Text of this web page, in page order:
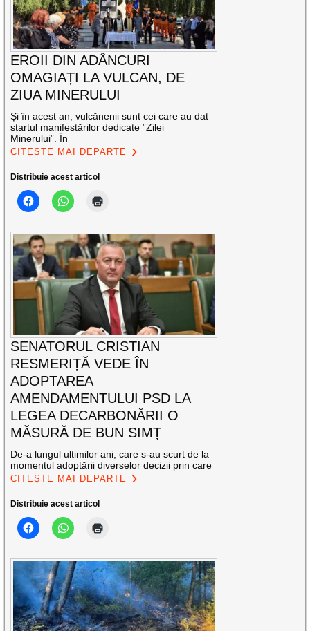
EROII DIN ADÂNCURI
OMAGIAȚI LA VULCAN, DE
ZIUA MINERULUI
Și în acest an, vulcănenii sunt cei care au dat
startul manifestărilor dedicate ”Zilei
Minerului”. În
CITEȘTE MAI DEPARTE
Distribuie acest articol
SENATORUL CRISTIAN
RESMERIȚĂ VEDE ÎN
ADOPTAREA
AMENDAMENTULUI PSD LA
LEGEA DECARBONĂRII O
MĂSURĂ DE BUN SIMȚ
De-a lungul ultimilor ani, care s-au scurt de la
momentul adoptării diverselor decizii prin care
CITEȘTE MAI DEPARTE
Distribuie acest articol